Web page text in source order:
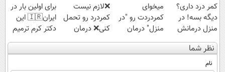
کمر درد داری؟
دیگه بسه! در
منزل درمانش
کن
(◀پرسش‌نامه)
میخوای
کمردردت رو "در
منزل" درمان
کنی؟ (◂فیلم +
◂پرسش‌نامه)
❌لازم نیست
کمردرد رو تحمل
کنی❌ درمان
بدون جراحی و
قرص
برای اولین بار در
ایران🇮🇷 این
دکتر کرم ترمیم
کننده 23 روزه
ساخت!
نظر شما
نام